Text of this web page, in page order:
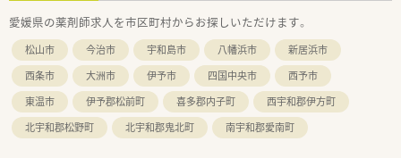
や対応する医療機関は多岐に渡り幅広い知識・スキルを磨くこと
ができます。
■赤ちゃんからお年寄りまで、地域に暮らす様々な方が訪れる場
所なので、健康相談を通じてセルフメディケーション推進に貢献
でき、カウンセリング力を身につけられる環境です。
■漢方の取り扱いを促進しており、普通の調剤薬局では扱ってい
ない種類の漢方も勉強できます。
■薬剤師としての専門制はもちろん、多様なキャリアを支援する
愛媛県の薬剤師求人を市区町村からお探しいただけます。
松山市 今治市 宇和島市 八幡浜市
新居浜市
西条市
大洲市 伊予市 四国中央市
西予市
東温市
伊予郡松前町 喜多郡内子町
西宇和郡伊方町
北宇和郡松野町
北宇和郡鬼北町 南宇和郡愛南町